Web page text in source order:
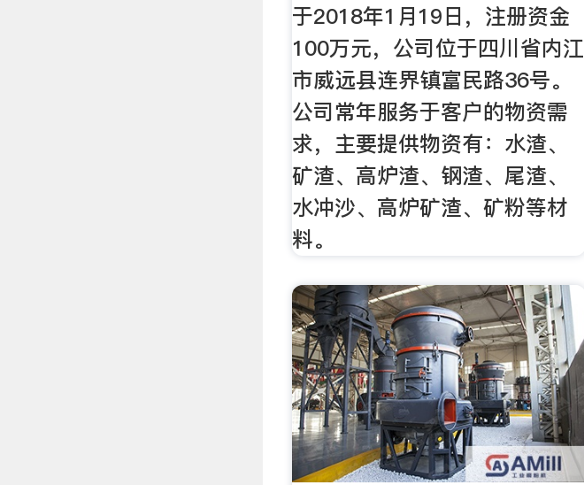
于2018年1月19日，注册资金
100万元，公司位于四川省内江
市威远县连界镇富民路36号。
公司常年服务于客户的物资需
求，主要提供物资有：水渣、
矿渣、高炉渣、钢渣、尾渣、
水冲沙、高炉矿渣、矿粉等材
料。